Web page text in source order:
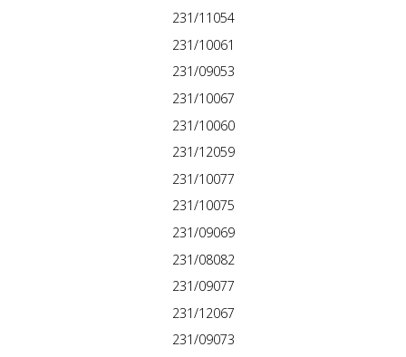
231/11054
231/10061
231/09053
231/10067
231/10060
231/12059
231/10077
231/10075
231/09069
231/08082
231/09077
231/12067
231/09073